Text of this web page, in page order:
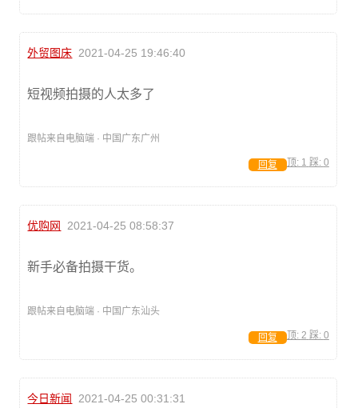
外贸图床 2021-04-25 19:46:40
短视频拍摄的人太多了
跟帖来自电脑端 · 中国广东广州
顶: 1 踩: 0
回复
优购网 2021-04-25 08:58:37
新手必备拍摄干货。
跟帖来自电脑端 · 中国广东汕头
顶: 2 踩: 0
回复
今日新闻 2021-04-25 00:31:31